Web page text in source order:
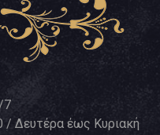
7
/ Δευτέρα έως Κυριακή